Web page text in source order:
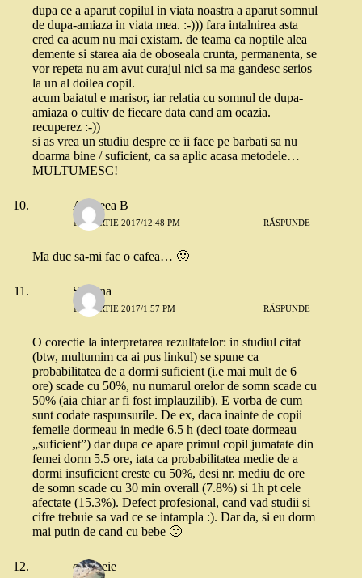
dupa ce a aparut copilul in viata noastra a aparut somnul
de dupa-amiaza in viata mea. :-))) fara intalnirea asta
cred ca acum nu mai existam. de teama ca noptile alea
demente si starea aia de oboseala crunta, permanenta, se
vor repeta nu am avut curajul nici sa ma gandesc serios
la un al doilea copil.
acum baiatul e marisor, iar relatia cu somnul de dupa-
amiaza o cultiv de fiecare data cand am ocazia.
recuperez :-))
si as vrea un studiu despre ce ii face pe barbati sa nu
doarma bine / suficient, ca sa aplic acasa metodele…
MULTUMESC!
Andreea B
15 MARTIE 2017/12:48 PM RĂSPUNDE
Ma duc sa-mi fac o cafea… 🙂
Simona
15 MARTIE 2017/1:57 PM RĂSPUNDE
O corectie la interpretarea rezultatelor: in studiul citat
(btw, multumim ca ai pus linkul) se spune ca
probabilitatea de a dormi suficient (i.e mai mult de 6
ore) scade cu 50%, nu numarul orelor de somn scade cu
50% (aia chiar ar fi fost implauzilib). E vorba de cum
sunt codate raspunsurile. De ex, daca inainte de copii
femeile dormeau in medie 6.5 h (deci toate dormeau
„suficient”) dar dupa ce apare primul copil jumatate din
femei dorm 5.5 ore, iata ca probabilitatea medie de a
dormi insuficient creste cu 50%, desi nr. mediu de ore
de somn scade cu 30 min overall (7.8%) si 1h pt cele
afectate (15.3%). Defect profesional, cand vad studii si
cifre trebuie sa vad ce se intampla :). Dar da, si eu dorm
mai putin de cand cu bebe 🙂
o femeie